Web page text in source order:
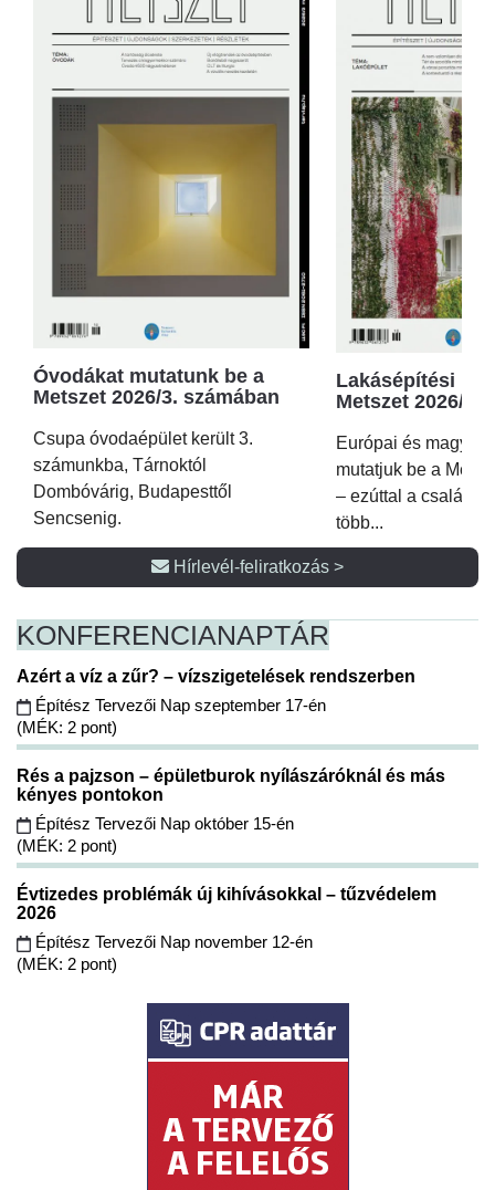
Óvodákat mutatunk be a
Metszet 2026/3. számában
Csupa óvodaépület került 3.
számunkba, Tárnoktól
Dombóvárig, Budapesttől
Sencsenig.
Lakásépítési
Metszet 2026/2.
Európai és magyar
mutatjuk be a
– ezúttal a családi
több...
Hírlevél-feliratkozás >
KONFERENCIANAPTÁR
Azért a víz a zűr? – vízszigetelések rendszerben
Építész Tervezői Nap szeptember 17-én
(MÉK: 2 pont)
Rés a pajzson – épületburok nyílászáróknál és más
kényes pontokon
Építész Tervezői Nap október 15-én
(MÉK: 2 pont)
Évtizedes problémák új kihívásokkal – tűzvédelem
2026
Építész Tervezői Nap november 12-én
(MÉK: 2 pont)